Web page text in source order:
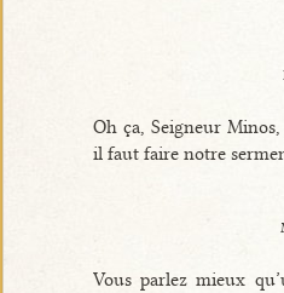
Oh ça, Seigneur
il faut faire notre
Vous parlez mieux